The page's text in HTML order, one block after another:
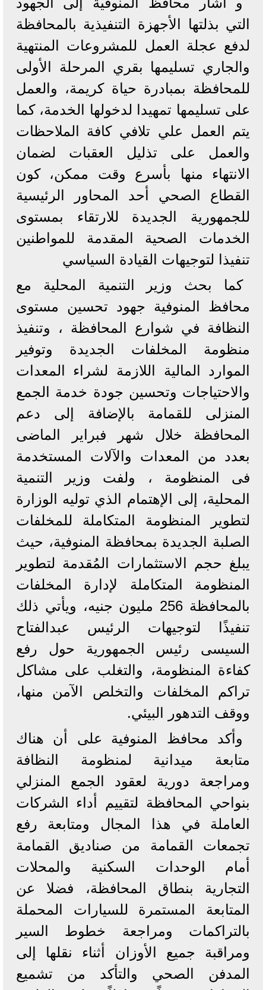
التي بذلتها الأجهزة التنفيذية بالمحافظة
لدفع عجلة العمل للمشروعات المنتهية
والجاري تسليمها بقري المرحلة الأولى
للمحافظة بمبادرة حياة كريمة، والعمل
على تسليمها تمهيدا لدخولها الخدمة، كما
يتم العمل علي تلافي كافة الملاحظات
والعمل على تذليل العقبات لضمان
الانتهاء منها بأسرع وقت ممكن، كون
القطاع الصحي أحد المحاور الرئيسية
للجمهورية الجديدة للارتقاء بمستوى
الخدمات الصحية المقدمة للمواطنين
تنفيذا لتوجيهات القيادة السياسي
كما بحث وزير التنمية المحلية مع
محافظ المنوفية جهود تحسين مستوى
النظافة في شوارع المحافظة ، وتنفيذ
منظومة المخلفات الجديدة وتوفير
الموارد المالية اللازمة لشراء المعدات
والاحتياجات وتحسين جودة خدمة الجمع
المنزلى للقمامة بالإضافة إلى دعم
المحافظة خلال شهر فبراير الماضى
بعدد من المعدات والآلات المستخدمة
فى المنظومة ، ولفت وزير التنمية
المحلية، إلى الإهتمام الذي توليه الوزارة
لتطوير المنظومة المتكاملة للمخلفات
الصلبة الجديدة بمحافظة المنوفية، حيث
يبلغ حجم الاستثمارات المُقدمة لتطوير
المنظومة المتكاملة لإدارة المخلفات
بالمحافظة 256 مليون جنيه، ويأتي ذلك
تنفيذًا لتوجيهات الرئيس عبدالفتاح
السيسى رئيس الجمهورية حول رفع
كفاءة المنظومة، والتغلب على مشاكل
تراكم المخلفات والتخلص الآمن منها،
ووقف التدهور البيئي.
وأكد محافظ المنوفية على أن هناك
متابعة ميدانية لمنظومة النظافة
ومراجعة دورية لعقود الجمع المنزلي
بنواحي المحافظة لتقييم أداء الشركات
العاملة في هذا المجال ومتابعة رفع
تجمعات القمامة من صناديق القمامة
أمام الوحدات السكنية والمحلات
التجارية بنطاق المحافظة، فضلا عن
المتابعة المستمرة للسيارات المحملة
بالتراكمات ومراجعة خطوط السير
ومراقبة جميع الأوزان أثناء نقلها إلى
المدفن الصحي والتأكد من تشميع